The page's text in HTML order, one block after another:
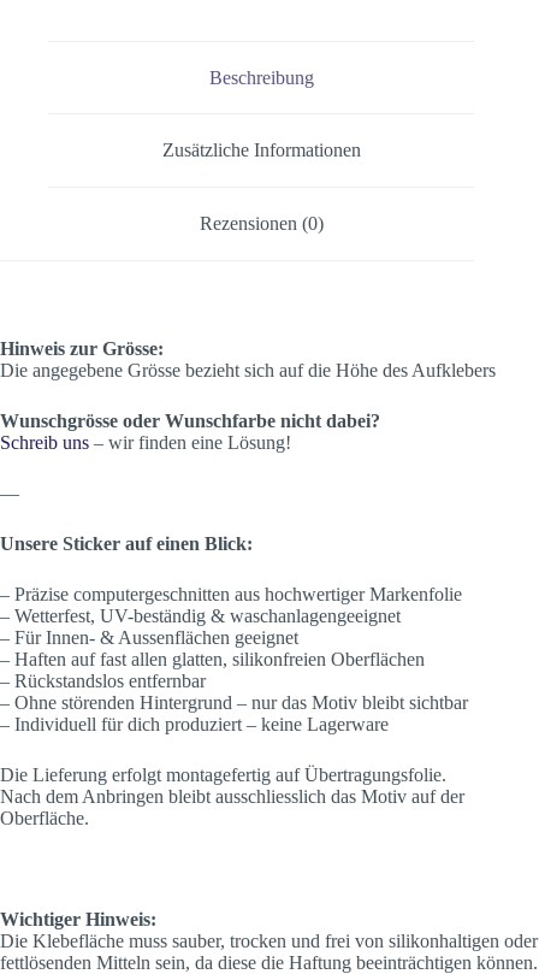
Beschreibung
Zusätzliche Informationen
Rezensionen (0)
Hinweis zur Grösse:
Die angegebene Grösse bezieht sich auf die Höhe des Aufklebers
Wunschgrösse oder Wunschfarbe nicht dabei?
Schreib uns – wir finden eine Lösung!
—
Unsere Sticker auf einen Blick:
– Präzise computergeschnitten aus hochwertiger Markenfolie
– Wetterfest, UV-beständig & waschanlagengeeignet
– Für Innen- & Aussenflächen geeignet
– Haften auf fast allen glatten, silikonfreien Oberflächen
– Rückstandslos entfernbar
– Ohne störenden Hintergrund – nur das Motiv bleibt sichtbar
– Individuell für dich produziert – keine Lagerware
Die Lieferung erfolgt montagefertig auf Übertragungsfolie.
Nach dem Anbringen bleibt ausschliesslich das Motiv auf der
Oberfläche.
Wichtiger Hinweis:
Die Klebefläche muss sauber, trocken und frei von silikonhaltigen oder
fettlösenden Mitteln sein, da diese die Haftung beeinträchtigen können.